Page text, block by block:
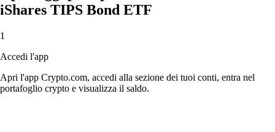
iShares TIPS Bond ETF
1
Accedi l'app
Apri l'app Crypto.com, accedi alla sezione dei tuoi conti, entra nel
portafoglio crypto e visualizza il saldo.